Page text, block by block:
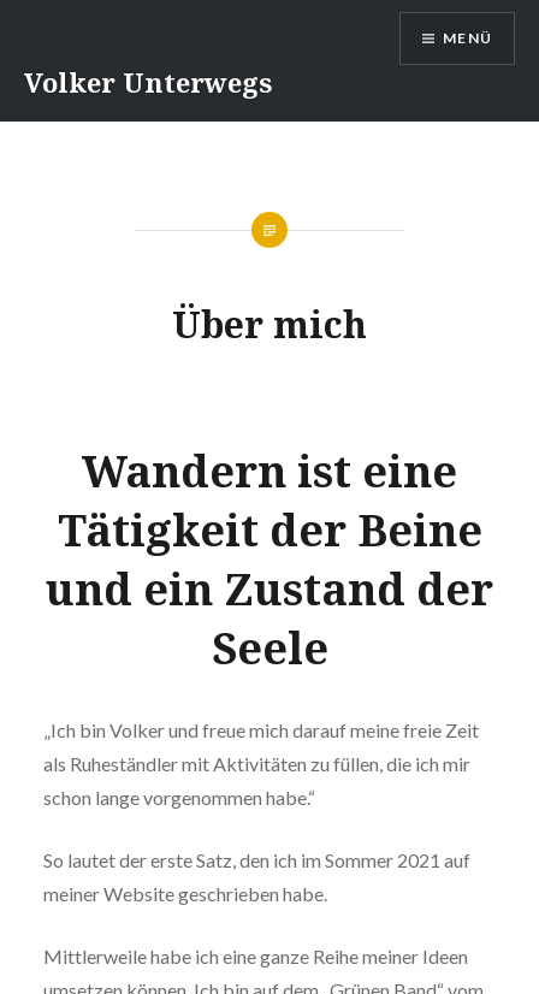
InhaltVolker Unterwegs
MENÜ
Über mich
Wandern ist eine
Tätigkeit der Beine
und ein Zustand der
Seele
„Ich bin Volker und freue mich darauf meine freie Zeit
als Ruheständler mit Aktivitäten zu füllen, die ich mir
schon lange vorgenommen habe.“
So lautet der erste Satz, den ich im Sommer 2021 auf
meiner Website geschrieben habe.
Mittlerweile habe ich eine ganze Reihe meiner Ideen